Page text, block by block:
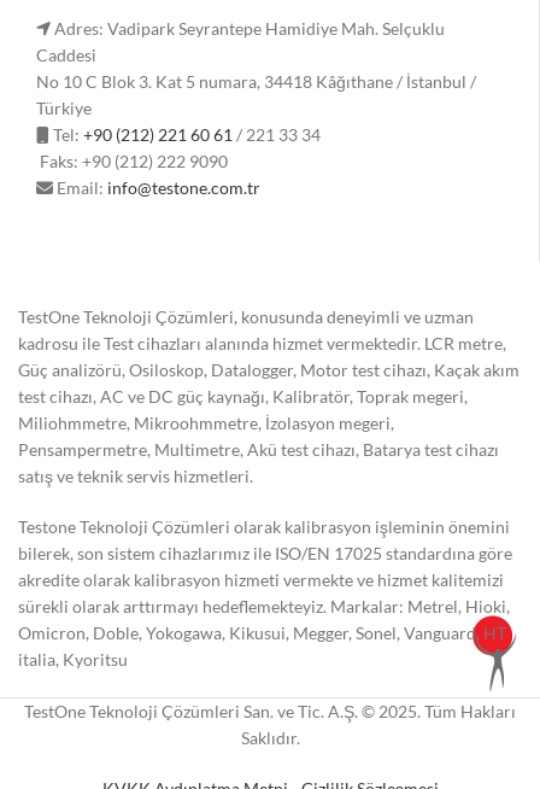
Adres: Vadipark Seyrantepe Hamidiye Mah. Selçuklu
Caddesi
No 10 C Blok 3. Kat 5 numara, 34418 Kâğıthane / İstanbul /
Türkiye
Tel: +90 (212) 221 60 61 / 221 33 34
Faks: +90 (212) 222 9090
Email: info@testone.com.tr
TestOne Teknoloji Çözümleri, konusunda deneyimli ve uzman
kadrosu ile Test cihazları alanında hizmet vermektedir. LCR metre,
Güç analizörü, Osiloskop, Datalogger, Motor test cihazı, Kaçak akım
test cihazı, AC ve DC güç kaynağı, Kalibratör, Toprak megeri,
Miliohmmetre, Mikroohmmetre, İzolasyon megeri,
Pensampermetre, Multimetre, Akü test cihazı, Batarya test cihazı
satış ve teknik servis hizmetleri.
Testone Teknoloji Çözümleri olarak kalibrasyon işleminin önemini
bilerek, son sistem cihazlarımız ile ISO/EN 17025 standardına göre
akredite olarak kalibrasyon hizmeti vermekte ve hizmet kalitemizi
sürekli olarak arttırmayı hedeflemekteyiz. Markalar: Metrel, Hioki,
Omicron, Doble, Yokogawa, Kikusui, Megger, Sonel, Vanguard, HT
italia, Kyoritsu
TestOne Teknoloji Çözümleri San. ve Tic. A.Ş. © 2025. Tüm Hakları
Saklıdır.